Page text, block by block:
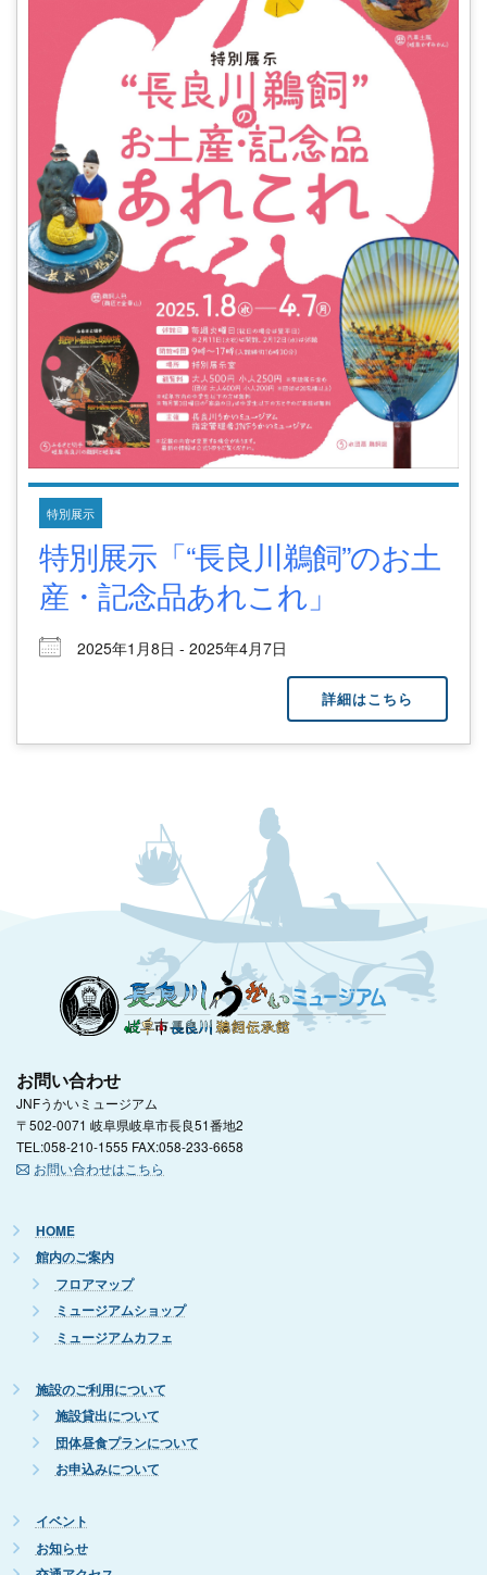
特別展示
特別展示「“長良川鵜飼”のお土
産・記念品あれこれ」
2025年1月8日 - 2025年4月7日
詳細はこちら
お問い合わせ
JNFうかいミュージアム
〒502-0071 岐阜県岐阜市長良51番地2
TEL:058-210-1555 FAX:058-233-6658
お問い合わせはこちら
HOME
館内のご案内
フロアマップ
ミュージアムショップ
ミュージアムカフェ
施設のご利用について
施設貸出について
団体昼食プランについて
お申込みについて
イベント
お知らせ